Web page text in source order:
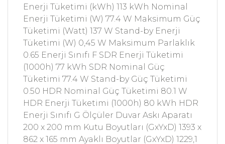
Enerji Tüketimi (kWh) 113 kWh Nominal
Enerji Tüketimi (W) 77.4 W Maksimum Güç
Tüketimi (Watt) 137 W Stand-by Enerji
Tüketimi (W) 0,45 W Maksimum Parlaklık
0.65 Enerji Sınıfı F SDR Enerji Tüketimi
(1000h) 77 kWh SDR Nominal Güç
Tüketimi 77.4 W Stand-by Güç Tüketimi
0.50 HDR Nominal Güç Tüketimi 80.1 W
HDR Enerji Tüketimi (1000h) 80 kWh HDR
Enerji Sınıfı G Ölçüler Duvar Askı Aparatı
200 x 200 mm Kutu Boyutları (GxYxD) 1393 x
862 x 165 mm Ayaklı Boyutlar (GxYxD) 1229,1